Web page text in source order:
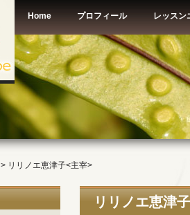
Home プロフィール レッスン
> リリノエ恵津子<主宰>
リリノエ恵津